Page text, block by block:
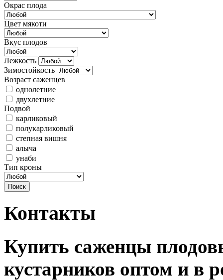
Окрас плода
Цвет мякоти
Вкус плодов
Лежкость
Зимостойкость
Возраст саженцев
однолетние
двухлетние
Подвой
карликовый
полукарликовый
степная вишня
алыча
унаби
Тип кроны
Контакты
Купить саженцы
кустарников оптом и в